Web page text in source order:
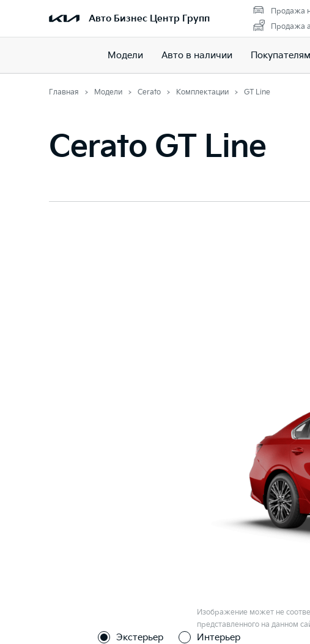
Авто Бизнес Центр Групп
Продажа
Продажа
Модели Авто в наличии Покупателям
Главная Модели Cerato Комплектации GT Line
Cerato GT Line
Изображение может не
представленного на данном
Экстерьер Интерьер